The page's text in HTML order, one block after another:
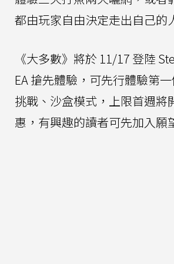
都由玩家自由決定走出自己的
《大多數》將於 11/17 登陸
EA 搶先體驗，可先行體驗第
挑戰、沙盒模式，上限首週將
惠，有興趣的讀者可先加入願